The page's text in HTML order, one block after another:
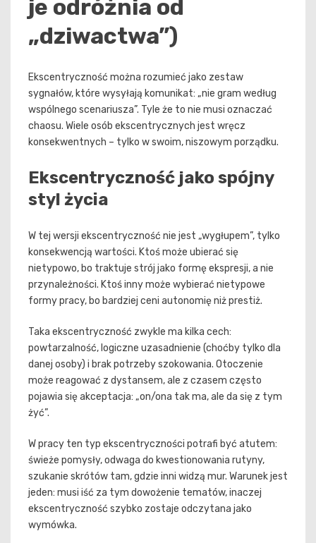
je odróżnia od
„dziwactwa”)
Ekscentryczność można rozumieć jako zestaw
sygnałów, które wysyłają komunikat: „nie gram według
wspólnego scenariusza”. Tyle że to nie musi oznaczać
chaosu. Wiele osób ekscentrycznych jest wręcz
konsekwentnych – tylko w swoim, niszowym porządku.
Ekscentryczność jako spójny
styl życia
W tej wersji ekscentryczność nie jest „wygłupem”, tylko
konsekwencją wartości. Ktoś może ubierać się
nietypowo, bo traktuje strój jako formę ekspresji, a nie
przynależności. Ktoś inny może wybierać nietypowe
formy pracy, bo bardziej ceni autonomię niż prestiż.
Taka ekscentryczność zwykle ma kilka cech:
powtarzalność, logiczne uzasadnienie (choćby tylko dla
danej osoby) i brak potrzeby szokowania. Otoczenie
może reagować z dystansem, ale z czasem często
pojawia się akceptacja: „on/ona tak ma, ale da się z tym
żyć”.
W pracy ten typ ekscentryczności potrafi być atutem:
świeże pomysły, odwaga do kwestionowania rutyny,
szukanie skrótów tam, gdzie inni widzą mur. Warunek jest
jeden: musi iść za tym dowożenie tematów, inaczej
ekscentryczność szybko zostaje odczytana jako
wymówka.